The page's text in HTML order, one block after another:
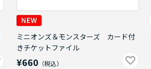
ミニオンズ＆モンスターズ カード付
きチケットファイル
¥660